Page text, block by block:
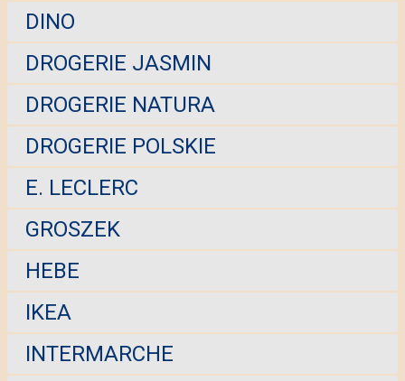
DINO
DROGERIE JASMIN
DROGERIE NATURA
DROGERIE POLSKIE
E. LECLERC
GROSZEK
HEBE
IKEA
INTERMARCHE